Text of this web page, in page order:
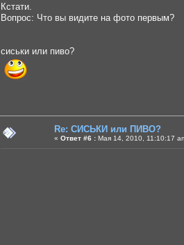
Кстати.
Вопрос: Что вы видите на фото первым?
сиськи или пиво?
Re: СИСЬКИ или ПИВО?
« Ответ #6 : Мая 14, 2010, 11:10:17